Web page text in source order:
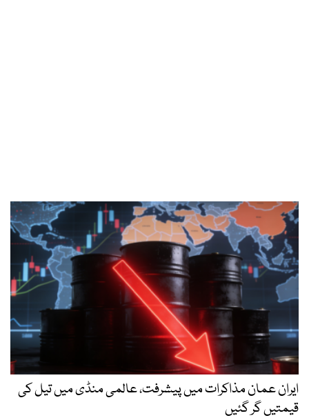
ایران عمان مذاکرات میں پیشرفت، عالمی منڈی میں تیل کی
قیمتیں گر گئیں